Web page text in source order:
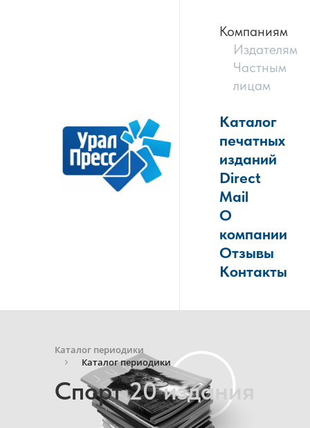
Компаниям
Издателям
Частным
лицам
Каталог
печатных
изданий
Direct
Mail
О
компании
Отзывы
Контакты
Каталог периодики
Каталог периодики
Спорт20 издания